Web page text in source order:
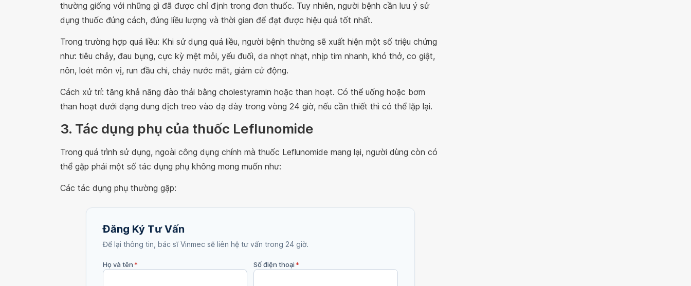
thường giống với những gì đã được chỉ định trong đơn thuốc. Tuy nhiên, người bệnh cần lưu ý sử
dụng thuốc đúng cách, đúng liều lượng và thời gian để đạt được hiệu quả tốt nhất.
Trong trường hợp quá liều: Khi sử dụng quá liều, người bệnh thường sẽ xuất hiện một số triệu chứng
như: tiêu chảy, đau bụng, cực kỳ mệt mỏi, yếu đuối, da nhợt nhạt, nhịp tim nhanh, khó thở, co giật,
nôn, loét môn vị, run đầu chi, chảy nước mắt, giảm cử động.
Cách xử trí: tăng khả năng đào thải bằng cholestyramin hoặc than hoạt. Có thể uống hoặc bơm
than hoạt dưới dạng dung dịch treo vào dạ dày trong vòng 24 giờ, nếu cần thiết thì có thể lặp lại.
3. Tác dụng phụ của thuốc Leflunomide
Trong quá trình sử dụng, ngoài công dụng chính mà thuốc Leflunomide mang lại, người dùng còn có
thể gặp phải một số tác dụng phụ không mong muốn như:
Các tác dụng phụ thường gặp:
Đăng Ký Tư Vấn
Để lại thông tin, bác sĩ Vinmec sẽ liên hệ tư vấn trong 24 giờ.
Họ và tên* Số điện thoại*